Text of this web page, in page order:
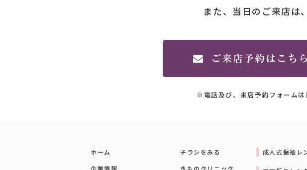
また、当日のご来店は
※電話及び、来店予約フォームは
ホーム
企業情報
チラシをみる
きものクリニック
成人式振袖レ